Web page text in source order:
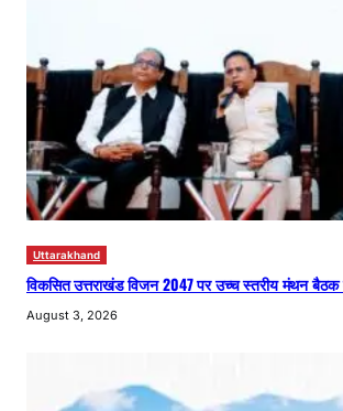
Uttarakhand
विकसित उत्तराखंड विजन 2047 पर उच्च स्तरीय मंथन बैठक
August 3, 2026